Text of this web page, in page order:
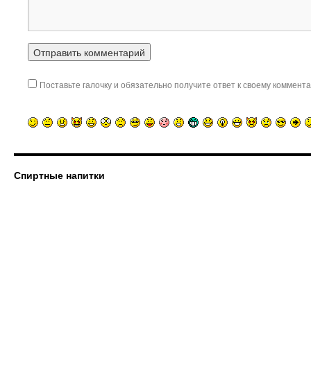
Поставьте галочку и обязательно получите ответ к своему
Спиртные напитки